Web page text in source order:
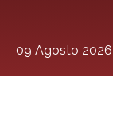
09 Agosto 2026